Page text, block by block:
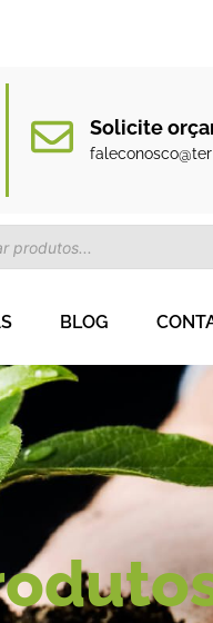
Solicite
BLOG